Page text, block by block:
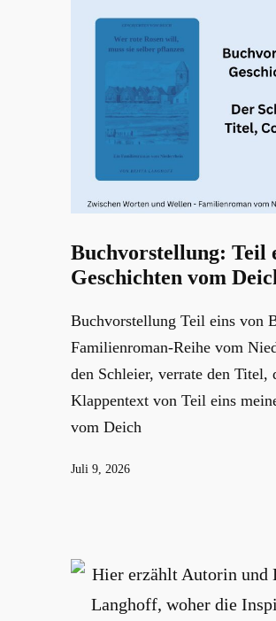
Buchvorstellung: Teil
Geschichten vom
Buchvorstellung Teil eins von
Familienroman-Reihe vom
den Schleier, verrate den Titel,
Klappentext von Teil eins
vom Deich
Veröffentlicht
Juli 9, 2026